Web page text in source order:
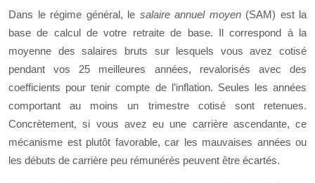
Dans le régime général, le salaire annuel moyen(SAM) est la
base de calcul de votre retraite de base. Il correspond à la
moyenne des salaires bruts sur lesquels vous avez cotisé
pendant vos 25 meilleures années, revalorisés avec des
coefficients pour tenir compte de l’inflation. Seules les années
comportant au moins un trimestre cotisé sont retenues.
Concrètement, si vous avez eu une carrière ascendante, ce
mécanisme est plutôt favorable, car les mauvaises années ou
les débuts de carrière peu rémunérés peuvent être écartés.